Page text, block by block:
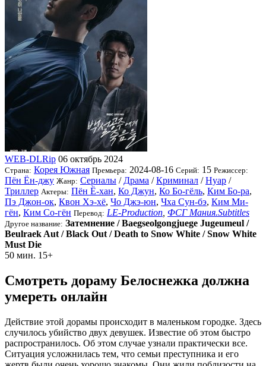
WEB-DLRip 06 октябрь 2024
Страна: Корея Южная Премьера: 2024-08-16 Серий: 15 Режиссер:
Пён Ён-джу Жанр: Сериалы / Драма /Криминал /Нуар /
Триллер Актеры: Пён Ё-хан, Ко Джун, Ко Бо-гёль, Ким Бо-ра,
Пэ Джон-ок, Квон Хэ-хё, Чо Джэ-юн, Чха Сун-бэ, Ким Ми-
гён, Ким Со-гён Перевод: LE-Production ФСГ Мания.Subtitles
Другое название: Затемнение / Baegseolgongjuege Jugeumeul /
Beulraek Aut / Black Out / Death to Snow White / Snow White
Must Die
50 мин. 15+
Смотреть дораму Белоснежка должна
умереть онлайн
Действие этой дорамы происходит в маленьком городке. Здесь
случилось убийство двух девушек. Известие об этом быстро
распространилось. Об этом случае узнали практически все.
Ситуация усложнилась тем, что семьи преступника и его